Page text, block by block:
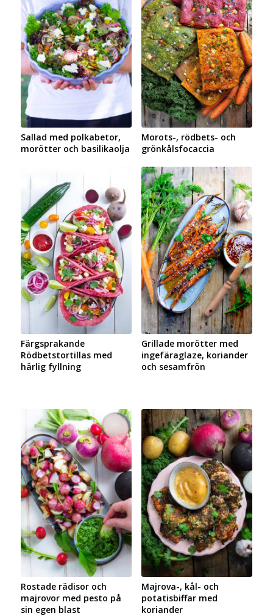
Sallad med polkabetor,
morötter och basilikaolja
Morots-, rödbets- och
grönkålsfocaccia
Färgsprakande
Rödbetstortillas med
härlig fyllning
Grillade morötter med
ingefäraglaze, koriander
och sesamfrön
Rostade rädisor och
majrovor med pesto på
sin egen blast
Majrova-, kål- och
potatisbiffar med
koriander